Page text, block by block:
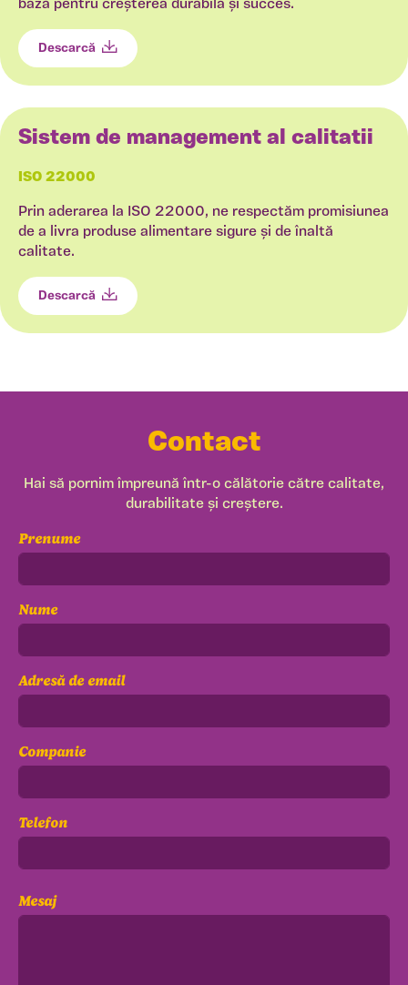
bază pentru creșterea durabilă și succes.
Descarcă
Sistem de management al calitatii
ISO 22000
Prin aderarea la ISO 22000, ne respectăm promisiunea
de a livra produse alimentare sigure și de înaltă
calitate.
Descarcă
Contact
Hai să pornim împreună într-o călătorie către calitate,
durabilitate și creștere.
Prenume
Nume
Adresă de email
Companie
Telefon
Mesaj